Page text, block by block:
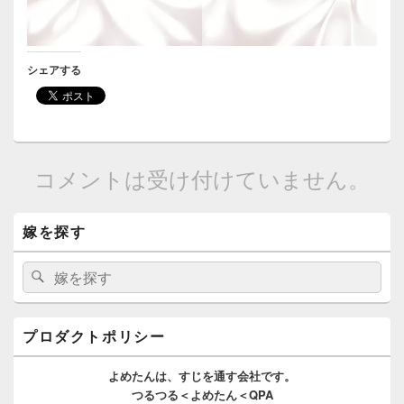
シェアする
コメントは受け付けていません。
イ
ン
サ
ド
ー
嫁を探す
検
索:
検
索
プロダクトポリシー
よめたんは、 すじを通す会社です。
つるつる＜よめたん＜QPA